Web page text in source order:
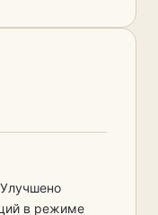
в режиме